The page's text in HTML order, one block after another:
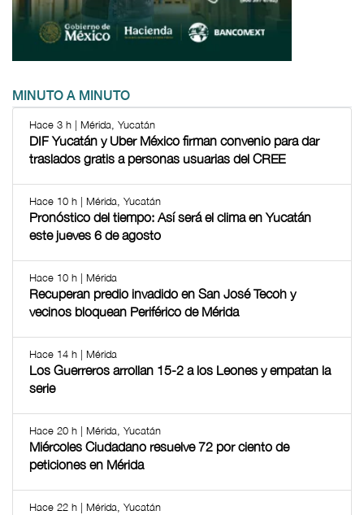
MINUTO A MINUTO
Hace 3 h | Mérida, Yucatán
DIF Yucatán y Uber México firman convenio para dar
traslados gratis a personas usuarias del CREE
Hace 10 h | Mérida, Yucatán
Pronóstico del tiempo: Así será el clima en Yucatán
este jueves 6 de agosto
Hace 10 h | Mérida
Recuperan predio invadido en San José Tecoh y
vecinos bloquean Periférico de Mérida
Hace 14 h | Mérida
Los Guerreros arrollan 15-2 a los Leones y empatan la
serie
Hace 20 h | Mérida, Yucatán
Miércoles Ciudadano resuelve 72 por ciento de
peticiones en Mérida
Hace 22 h | Mérida, Yucatán